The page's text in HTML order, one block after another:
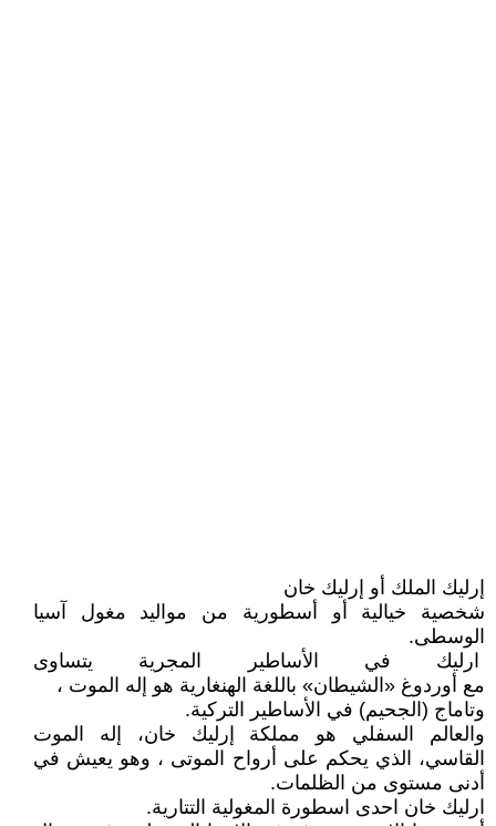
إرليك الملك أو إرليك خان
شخصية خيالية أو أسطورية من مواليد مغول آسيا
الوسطى.
ارليك في الأساطير المجرية يتساوى
مع أوردوغ «الشيطان» باللغة الهنغارية هو إله الموت ،
وتاماج (الجحيم) في الأساطير التركية.
والعالم السفلي هو مملكة إرليك خان، إله الموت
القاسي، الذي يحكم على أرواح الموتى ، وهو يعيش في
أدنى مستوى من الظلمات.
ارليك خان احدى اسطورة المغولية التتارية.